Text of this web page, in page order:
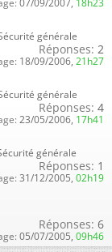
07/09/2007, 18h23
générale
Réponses: 2
18/09/2006, 21h27
générale
Réponses: 4
23/05/2006, 17h41
générale
Réponses: 1
31/12/2005, 02h19
Réponses: 6
05/07/2005, 09h46